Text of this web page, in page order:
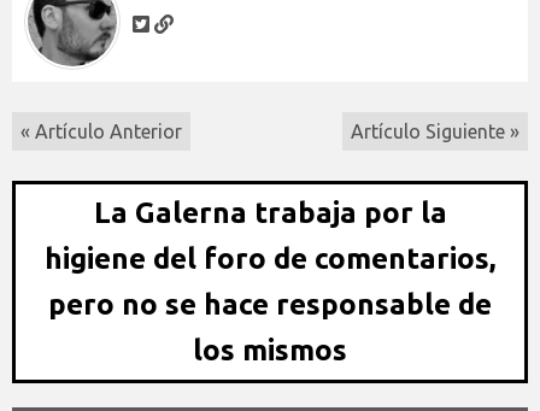
« Artículo Anterior Artículo Siguiente »
La Galerna trabaja por la
higiene del foro de comentarios,
pero no se hace responsable de
los mismos